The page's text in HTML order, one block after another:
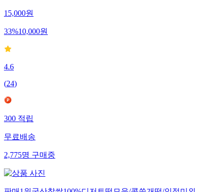
15,000원
33%10,000원
4.6
(24)
300 적립
무료배송
2,775명 구매중